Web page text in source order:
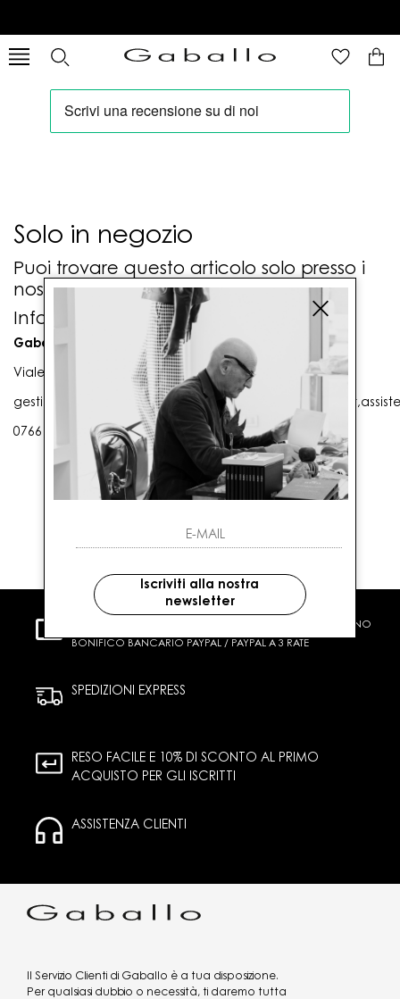
Solo in negozio
Puoi trovare questo articolo solo presso i
nostri punti vendita:
Info contatti
Gaballo Mario srl
Viale G. Matteotti n. 23 00053 Civitavecchia (RM)
0766 25656
CARTA DI CREDITO CONTRASSEGNO
BONIFICO BANCARIO PAYPAL / PAYPAL A 3 RATE
SPEDIZIONI EXPRESS
RESO FACILE E 10% DI SCONTO AL PRIMO
ACQUISTO PER GLI ISCRITTI
ASSISTENZA CLIENTI
Il Servizio Clienti di Gaballo è a tua disposizione.
Per qualsiasi dubbio o necessità, ti daremo tutta
Iscriviti alla nostra
newsletter